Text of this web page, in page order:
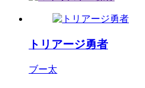
トリアージ勇者
ブー太